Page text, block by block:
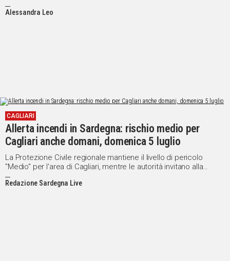
percorso tra le antiche corti del centro storico
Alessandra Leo
CAGLIARI
Allerta incendi in Sardegna: rischio medio per
Cagliari anche domani, domenica 5 luglio
La Protezione Civile regionale mantiene il livello di pericolo
"Medio" per l'area di Cagliari, mentre le autorità invitano alla
massima prudenza per prevenire nuovi focolai
Redazione Sardegna Live